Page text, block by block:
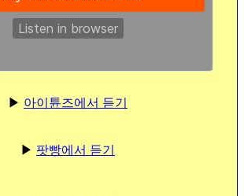
▶ 아이튠즈에서 듣기
▶ 팟빵에서 듣기